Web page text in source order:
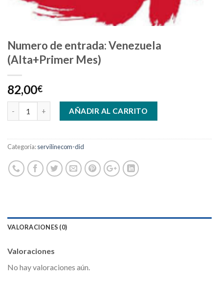
Numero de entrada: Venezuela
(Alta+Primer Mes)
82,00€
AÑADIR AL CARRITO
Categoría:servilinecom-did
VALORACIONES (0)
Valoraciones
No hay valoraciones aún.